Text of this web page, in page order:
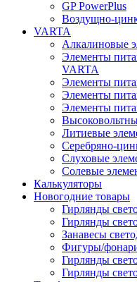
GP PowerPlus
Воздущно-
VARTA
Алкалиновые
Элементы
VARTA
Элементы
Элементы
Элементы
Литиевые
Серебряно-
Слуховые
Солевые
Калькуляторы
Новогодние товары
Гирлянды
Гирлянды
Занавесы
Фигуры/
Гирлянды
Гирлянды